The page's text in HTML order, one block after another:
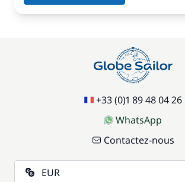
+33 (0)1 89 48 04 26
WhatsApp
Contactez-nous
EUR